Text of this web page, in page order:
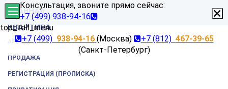
×
ГЛАВНАЯ
КВАРТИРА
АРЕНДА
ПРОДАЖА
РЕГИСТРАЦИЯ (ПРОПИСКА)
Консультация, звоните прямо сейчас:
+7 (499) 938-94-16
top_tell_menu
+7 (499) 938-94-16 (Москва) +7 (812) 467-39-65
(Санкт-Петербург)